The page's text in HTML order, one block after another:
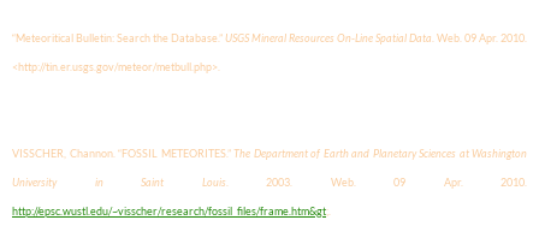
“Meteoritical Bulletin: Search the Database.”USGS Mineral Resources On-Line Spatial Data. Web. 09 Apr. 2010.
<http://tin.er.usgs.gov/meteor/metbull.php>.
VISSCHER, Channon. “FOSSIL METEORITES.”The Department of Earth and Planetary Sciences at Washington
University in Saint Louis. 2003. Web. 09 Apr. 2010.
http://epsc.wustl.edu/~visscher/research/fossil_files/frame.htm&gt;.